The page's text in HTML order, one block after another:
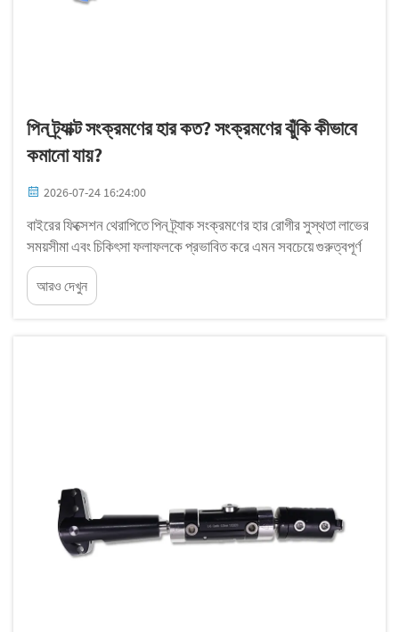
পিন ট্র্যাক্ট সংক্রমণের হার কত? সংক্রমণের ঝুঁকি কীভাবে
কমানো যায়?
2026-07-24 16:24:00
বাইরের ফিক্সেশন থেরাপিতে পিন ট্র্যাক সংক্রমণের হার রোগীর সুস্থতা লাভের
সময়সীমা এবং চিকিৎসা ফলাফলকে প্রভাবিত করে এমন সবচেয়ে গুরুত্বপূর্ণ
জটিলতাগুলির মধ্যে একটি থেকেই রয়ে গেছে। অর্থোপেডিক সার্জনদের জন্য
পিন ট্র্যাক সংক্রমণের হার বোঝা অত্যন্ত গুরুত্বপূর্ণ...
আরও দেখুন